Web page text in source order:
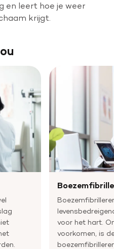
en leert hoe je weer
krijgt.
voor het hart.
voorkomen, is